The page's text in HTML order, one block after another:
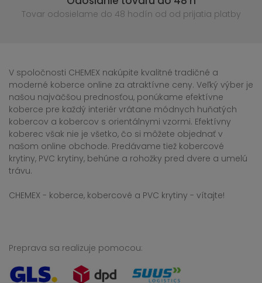
Tovar odosielame do 48 hodín od od prijatia platby
V spoločnosti CHEMEX nakúpite kvalitné tradičné a
moderné koberce online za atraktívne ceny. Veľký výber je
našou najväčšou prednosťou, ponúkame efektívne
koberce pre každý interiér vrátane módnych huňatých
kobercov a kobercov s orientálnymi vzormi. Efektívny
koberec však nie je všetko, čo si môžete objednať v
našom online obchode. Predávame tiež kobercové
krytiny, PVC krytiny, behúne a rohožky pred dvere a umelú
trávu.
CHEMEX - koberce, kobercové a PVC krytiny - vítajte!
Preprava sa realizuje pomocou: